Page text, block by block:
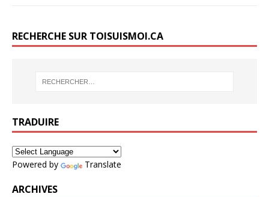
RECHERCHE SUR TOISUISMOI.CA
TRADUIRE
Powered by Translate
ARCHIVES